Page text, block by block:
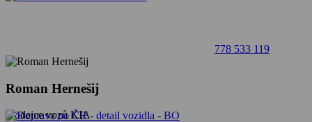
778 533 119
Roman Hernešij
prodejce vozů KIA